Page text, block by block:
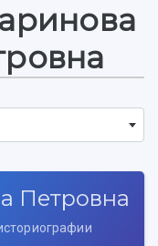
Петровна